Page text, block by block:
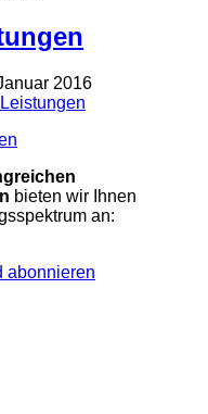
2016
Leistungen
bieten wir Ihnen
an:
abonnieren